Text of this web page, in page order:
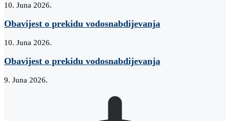
10. Juna 2026.
Obavijest o prekidu vodosnabdijevanja
10. Juna 2026.
Obavijest o prekidu vodosnabdijevanja
9. Juna 2026.